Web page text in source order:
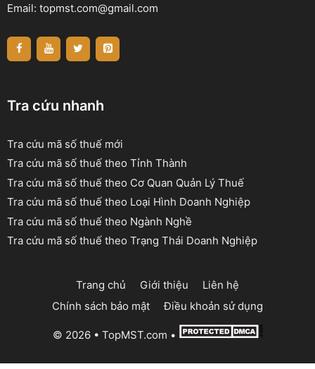
Email: topmst.com@gmail.com
Tra cứu nhanh
Tra cứu mã số thuế mới
Tra cứu mã số thuế theo Tỉnh Thành
Tra cứu mã số thuế theo Cơ Quan Quản Lý Thuế
Tra cứu mã số thuế theo Loại Hình Doanh Nghiệp
Tra cứu mã số thuế theo Ngành Nghề
Tra cứu mã số thuế theo Trạng Thái Doanh Nghiệp
Trang chủ Giới thiệu
Liên hệ
Chính sách bảo mật
Điều khoản sử dụng
© 2026 • TopMST.com •